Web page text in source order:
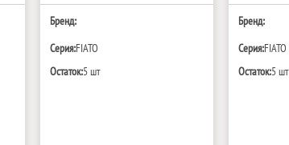
Бренд:
Серия:FIATO
Остаток:5 шт
Бренд:
Серия:FIATO
Остаток:5 шт